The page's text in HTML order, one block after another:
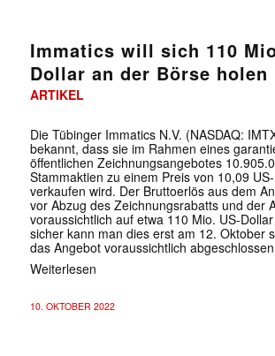
Immatics will sich 110
Dollar an der Börse holen
ARTIKEL
Die Tübinger Immatics N.V. (NASDAQ:
bekannt, dass sie im Rahmen eines
öffentlichen Zeichnungsangebotes
Stammaktien zu einem Preis von 10,09
verkaufen wird. Der Bruttoerlös aus dem
vor Abzug des Zeichnungsrabatts und der
voraussichtlich auf etwa 110 Mio. US-
sicher kann man dies erst am 12. Oktober
das Angebot voraussichtlich
Weiterlesen
10. OKTOBER 2022